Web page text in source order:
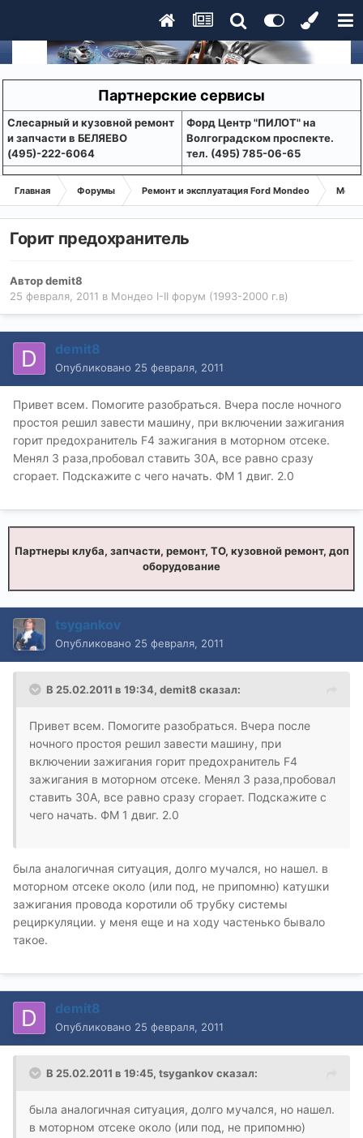
Партнерские сервисы
Слесарный и кузовной ремонт
и запчасти в БЕЛЯЕВО
(495)-222-6064
Форд Центр "ПИЛОТ" на
Волгоградском проспекте.
тел. (495) 785-06-65
Главная Форумы Ремонт и эксплуатация Ford Mondeo
Горит предохранитель
Авторdemit8
25 февраля, 2011 в Мондео I-II форум (1993-2000 г.в)
demit8
Опубликовано 25 февраля, 2011
Привет всем. Помогите разобраться. Вчера после ночного
простоя решил завести машину, при включении зажигания
горит предохранитель F4 зажигания в моторном отсеке.
Менял 3 раза,пробовал ставить 30А, все равно сразу
сгорает. Подскажите с чего начать. ФМ 1 двиг. 2.0
Партнеры клуба, запчасти, ремонт, ТО, кузовной ремонт, доп
оборудование
tsygankov
Опубликовано 25 февраля, 2011
В 25.02.2011 в 19:34, demit8 сказал:
Привет всем. Помогите разобраться. Вчера после
ночного простоя решил завести машину, при
включении зажигания горит предохранитель F4
зажигания в моторном отсеке. Менял 3 раза,пробовал
ставить 30А, все равно сразу сгорает. Подскажите с
чего начать. ФМ 1 двиг. 2.0
была аналогичная ситуация, долго мучался, но нашел. в
моторном отсеке около (или под, не припомню) катушки
зажигания провода коротили об трубку системы
рециркуляции. у меня еще и на ходу частенько бывало
такое.
demit8
Опубликовано 25 февраля, 2011
В 25.02.2011 в 19:45, tsygankov сказал:
была аналогичная ситуация, долго мучался, но нашел.
в моторном отсеке около (или под, не припомню)